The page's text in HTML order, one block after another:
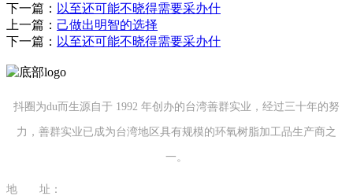
下一篇： 以至还可能不晓得需要采办什
上一篇： 己做出明智的选择
下一篇： 以至还可能不晓得需要采办什
抖圈为du而生源自于 1992 年创办的台湾善群实业，经过三十年的努
力，善群实业已成为台湾地区具有规模的环氧树脂加工品生产商之
一。
地 址：